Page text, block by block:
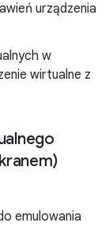
urządzenia
w
wirtualne z
emulowania